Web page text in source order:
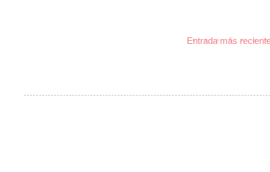
Entrada más